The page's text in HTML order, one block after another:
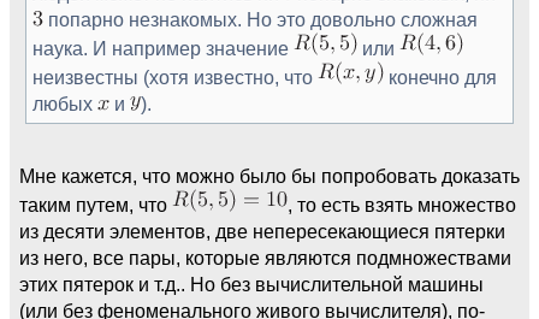
попарно незнакомых. Но это довольно сложная
наука. И например значение
или
неизвестны (хотя известно, что
конечно для
любых
и ).
Мне кажется, что можно было бы попробовать доказать
таким путем, что
, то есть взять множество
из десяти элементов, две непересекающиеся пятерки
из него, все пары, которые являются подмножествами
этих пятерок и т.д.. Но без вычислительной машины
(или без феноменального живого вычислителя), по-